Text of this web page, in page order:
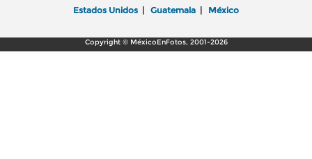
Estados Unidos | Guatemala | México
Copyright © MéxicoEnFotos, 2001-2026